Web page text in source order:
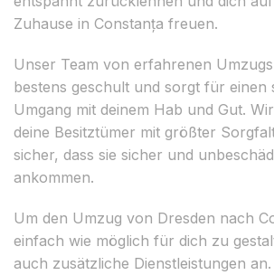
Zuhause in Constanța freuen.
Unser Team von erfahrenen
bestens geschult und sorgt für einen
Umgang mit deinem Hab und Gut.
deine Besitztümer mit größter
sicher, dass sie sicher und
ankommen.
Um den Umzug von Dresden nach
einfach wie möglich für dich zu
auch zusätzliche Dienstleistungen